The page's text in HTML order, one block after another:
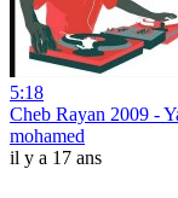
5:18
Cheb Rayan 2009 -
mohamed
il y a 17 ans